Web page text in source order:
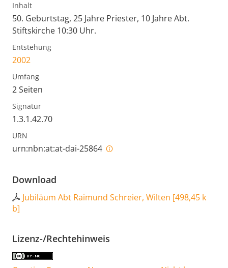
Inhalt
50. Geburtstag, 25 Jahre Priester, 10 Jahre Abt.
Stiftskirche 10:30 Uhr.
Entstehung
2002
Umfang
2 Seiten
Signatur
1.3.1.42.70
URN
urn:nbn:at:at-dai-25864
Download
Jubiläum Abt Raimund Schreier, Wilten [498,45 k
b]
Lizenz-/Rechtehinweis